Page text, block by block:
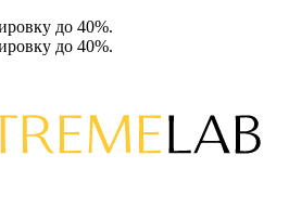
до 40%.
до 40%.